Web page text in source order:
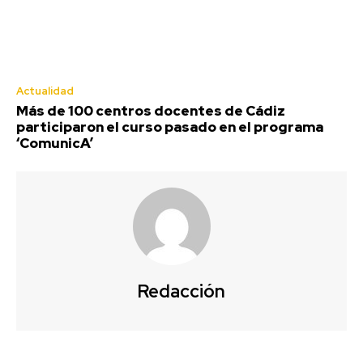
Última prueba para el Cádiz en la
pretemporada en su Trofeo
Agosto 8, 2026
Este sábado 8 de agosto, el histórico Trofeo Ramón de Carranza
Actualidad
Más de 100 centros docentes de Cádiz
participaron el curso pasado en el programa
‘ComunicA’
Redacción